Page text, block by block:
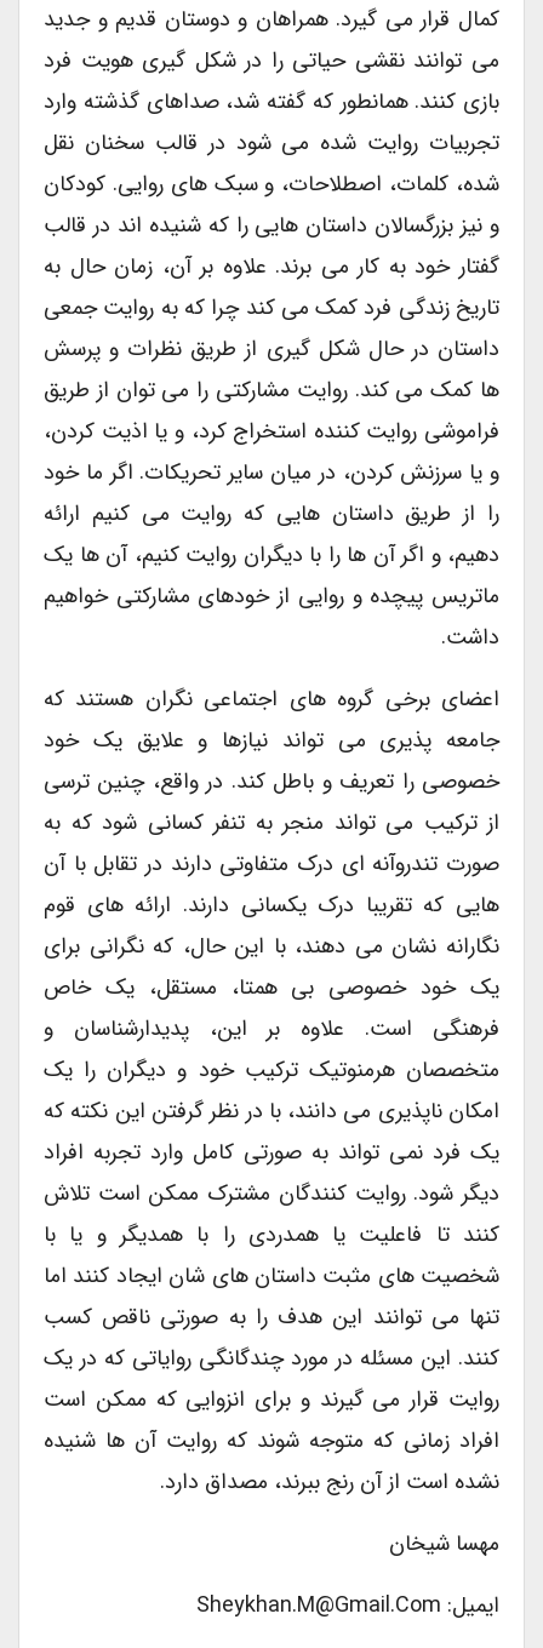
کمال قرار می گیرد. همراهان و دوستان قدیم و جدید
می توانند نقشی حیاتی را در شکل گیری هویت فرد
بازی کنند. همانطور که گفته شد، صداهای گذشته وارد
تجربیات روایت شده می شود در قالب سخنان نقل
شده، کلمات، اصطلاحات، و سبک های روایی. کودکان
و نیز بزرگسالان داستان هایی را که شنیده اند در قالب
گفتار خود به کار می برند. علاوه بر آن، زمان حال به
تاریخ زندگی فرد کمک می کند چرا که به روایت جمعی
داستان در حال شکل گیری از طریق نظرات و پرسش
ها کمک می کند. روایت مشارکتی را می توان از طریق
فراموشی روایت کننده استخراج کرد، و یا اذیت کردن،
و یا سرزنش کردن، در میان سایر تحریکات. اگر ما خود
را از طریق داستان هایی که روایت می کنیم ارائه
دهیم، و اگر آن ها را با دیگران روایت کنیم، آن ها یک
ماتریس پیچده و روایی از خودهای مشارکتی خواهیم
داشت.
اعضای برخی گروه های اجتماعی نگران هستند که
جامعه پذیری می تواند نیازها و علایق یک خود
خصوصی را تعریف و باطل کند. در واقع، چنین ترسی
از ترکیب می تواند منجر به تنفر کسانی شود که به
صورت تندروآنه ای درک متفاوتی دارند در تقابل با آن
هایی که تقریبا درک یکسانی دارند. ارائه های قوم
نگارانه نشان می دهند، با این حال، که نگرانی برای
یک خود خصوصی بی همتا، مستقل، یک خاص
فرهنگی است. علاوه بر این، پدیدارشناسان و
متخصصان هرمنوتیک ترکیب خود و دیگران را یک
امکان ناپذیری می دانند، با در نظر گرفتن این نکته که
یک فرد نمی تواند به صورتی کامل وارد تجربه افراد
دیگر شود. روایت کنندگان مشترک ممکن است تلاش
کنند تا فاعلیت یا همدردی را با همدیگر و یا با
شخصیت های مثبت داستان های شان ایجاد کنند اما
تنها می توانند این هدف را به صورتی ناقص کسب
کنند. این مسئله در مورد چندگانگی روایاتی که در یک
روایت قرار می گیرند و برای انزوایی که ممکن است
افراد زمانی که متوجه شوند که روایت آن ها شنیده
نشده است از آن رنج ببرند، مصداق دارد.
مهسا شیخان
ایمیل: Sheykhan.m@gmail.com